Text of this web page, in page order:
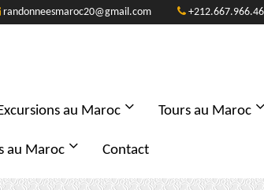
randonneesmaroc20@gmail.com
au Maroc Tours au Maroc
au Maroc Contact